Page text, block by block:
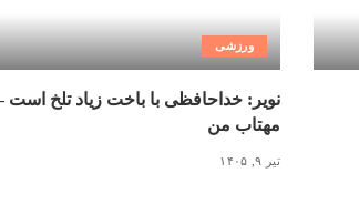
ورزشی
نویر: خداحافظی با باخت زیاد تلخ است
مهتاب من
تیر ۹, ۱۴۰۵